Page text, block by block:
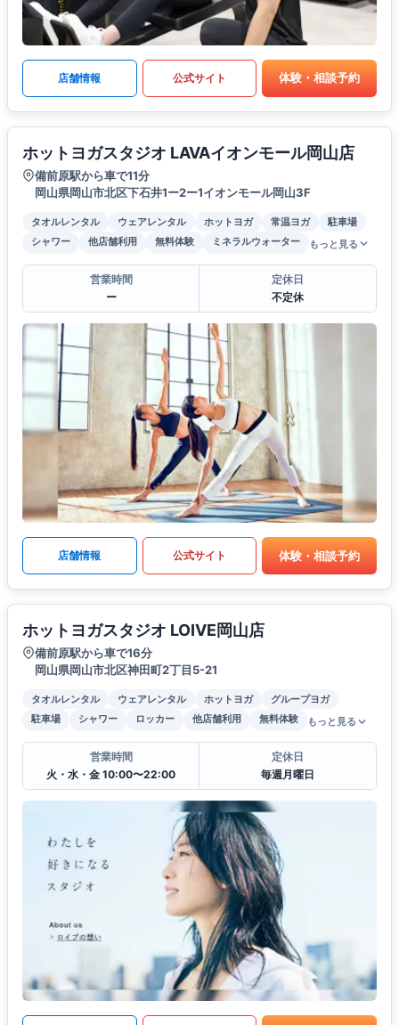
店舗情報 公式サイト 体験・相談予約
ホットヨガスタジオ LAVAイオンモール岡山店
備前原駅から車で11分
岡山県岡山市北区下石井1ー2ー1イオンモール岡山3F
タオルレンタル ウェアレンタル ホットヨガ 常温ヨガ
駐車場
シャワー
他店舗利用 無料体験 ミネラルウォーター もっと見る
営業時間
ー
定休日
不定休
店舗情報 公式サイト 体験・相談予約
ホットヨガスタジオ LOIVE岡山店
備前原駅から車で16分
岡山県岡山市北区神田町2丁目5-21
タオルレンタル ウェアレンタル ホットヨガ
グループヨガ
駐車場
シャワー ロッカー 他店舗利用 無料体験 もっと見る
営業時間
火・水・金 10:00〜22:00
定休日
毎週月曜日